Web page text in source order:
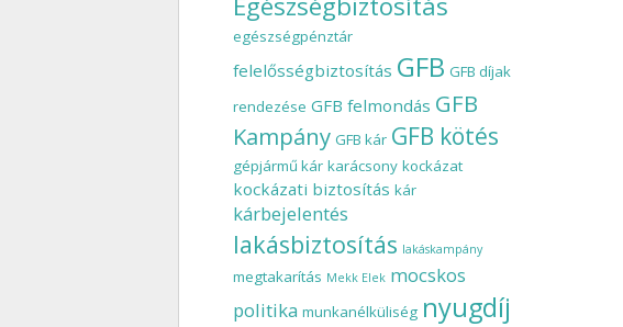
egészségpénztár
felelősségbiztosítás GFB GFB díjak
rendezése GFB felmondás GFB
Kampány GFB kár GFB kötés
gépjármű kár karácsony kockázat
kockázati biztosítás kár
kárbejelentés
lakásbiztosítás lakáskampány
megtakarítás Mekk Elek mocskos
politika munkanélküliség nyugdíj